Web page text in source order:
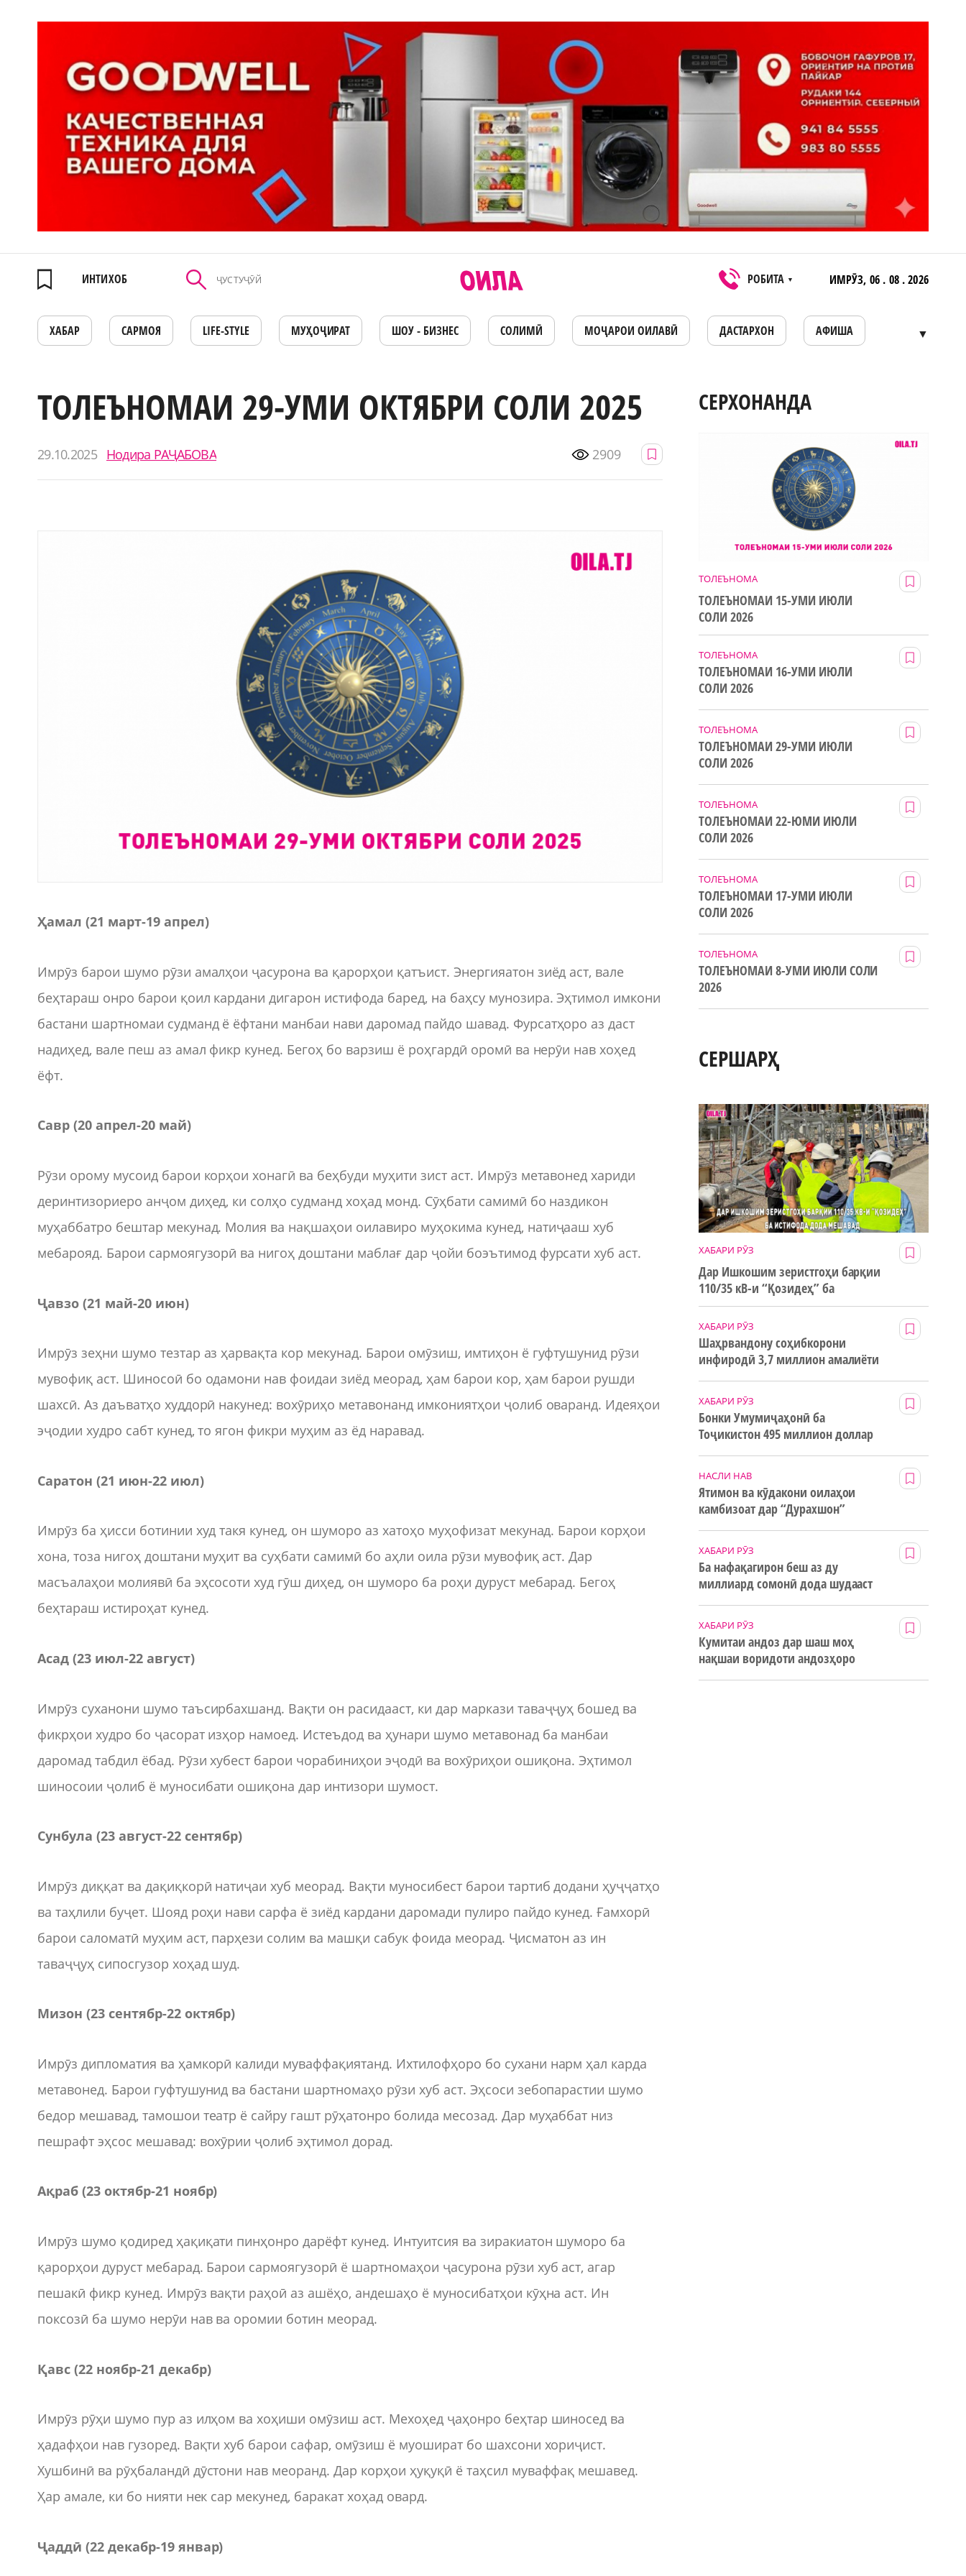
ИНТИХОБ РОБИТА ▼ ИМРӮЗ, 06 . 08 . 2026
ХАБАР САРМОЯ LIFE-STYLE МУҲОҶИРАТ ШОУ - БИЗНЕС СОЛИМӢ МОҶАРОИ ОИЛАВӢ ДАСТАРХОН АФИША ▼
ТОЛЕЪНОМАИ 29-УМИ ОКТЯБРИ СОЛИ 2025
29.10.2025 Нодира РАҶАБОВА 2909
Ҳамал (21 март-19 апрел)
Имрӯз барои шумо рӯзи амалҳои ҷасурона ва қарорҳои қатъист. Энергияатон зиёд аст, вале
беҳтараш онро барои қоил кардани дигарон истифода баред, на баҳсу мунозира. Эҳтимол имкони
бастани шартномаи судманд ё ёфтани манбаи нави даромад пайдо шавад. Фурсатҳоро аз даст
надиҳед, вале пеш аз амал фикр кунед. Бегоҳ бо варзиш ё роҳгардӣ оромӣ ва нерӯи нав хоҳед
ёфт.
Савр (20 апрел-20 май)
Рӯзи орому мусоид барои корҳои хонагӣ ва беҳбуди муҳити зист аст. Имрӯз метавонед хариди
деринтизориеро анҷом диҳед, ки солҳо судманд хоҳад монд. Сӯҳбати самимӣ бо наздикон
муҳаббатро бештар мекунад. Молия ва нақшаҳои оилавиро муҳокима кунед, натиҷааш хуб
мебарояд. Барои сармоягузорӣ ва нигоҳ доштани маблағ дар ҷойи боэътимод фурсати хуб аст.
Ҷавзо (21 май-20 июн)
Имрӯз зеҳни шумо тезтар аз ҳарвақта кор мекунад. Барои омӯзиш, имтиҳон ё гуфтушунид рӯзи
мувофиқ аст. Шиносоӣ бо одамони нав фоидаи зиёд меорад, ҳам барои кор, ҳам барои рушди
шахсӣ. Аз даъватҳо худдорӣ накунед: вохӯриҳо метавонанд имкониятҳои ҷолиб оваранд. Идеяҳои
эҷодии худро сабт кунед, то ягон фикри муҳим аз ёд наравад.
Саратон (21 июн-22 июл)
Имрӯз ба ҳисси ботинии худ такя кунед, он шуморо аз хатоҳо муҳофизат мекунад. Барои корҳои
хона, тоза нигоҳ доштани муҳит ва суҳбати самимӣ бо аҳли оила рӯзи мувофиқ аст. Дар
масъалаҳои молиявӣ ба эҳсосоти худ гӯш диҳед, он шуморо ба роҳи дуруст мебарад. Бегоҳ
беҳтараш истироҳат кунед.
Асад (23 июл-22 август)
Имрӯз суханони шумо таъсирбахшанд. Вақти он расидааст, ки дар маркази таваҷҷуҳ бошед ва
фикрҳои худро бо ҷасорат изҳор намоед. Истеъдод ва ҳунари шумо метавонад ба манбаи
даромад табдил ёбад. Рӯзи хубест барои чорабиниҳои эҷодӣ ва вохӯриҳои ошиқона. Эҳтимол
шиносоии ҷолиб ё муносибати ошиқона дар интизори шумост.
Сунбула (23 август-22 сентябр)
Имрӯз диққат ва дақиқкорӣ натиҷаи хуб меорад. Вақти муносибест барои тартиб додани ҳуҷҷатҳо
ва таҳлили буҷет. Шояд роҳи нави сарфа ё зиёд кардани даромади пулиро пайдо кунед. Ғамхорӣ
барои саломатӣ муҳим аст, парҳези солим ва машқи сабук фоида меорад. Ҷисматон аз ин
таваҷҷуҳ сипосгузор хоҳад шуд.
Мизон (23 сентябр-22 октябр)
Имрӯз дипломатия ва ҳамкорӣ калиди муваффақиятанд. Ихтилофҳоро бо сухани нарм ҳал карда
метавонед. Барои гуфтушунид ва бастани шартномаҳо рӯзи хуб аст. Эҳсоси зебопарастии шумо
бедор мешавад, тамошои театр ё сайру гашт рӯҳатонро болида месозад. Дар муҳаббат низ
пешрафт эҳсос мешавад: вохӯрии ҷолиб эҳтимол дорад.
Ақраб (23 октябр-21 ноябр)
Имрӯз шумо қодиред ҳақиқати пинҳонро дарёфт кунед. Интуитсия ва зиракиатон шуморо ба
қарорҳои дуруст мебарад. Барои сармоягузорӣ ё шартномаҳои ҷасурона рӯзи хуб аст, агар
пешакӣ фикр кунед. Имрӯз вақти раҳоӣ аз ашёҳо, андешаҳо ё муносибатҳои кӯҳна аст. Ин
поксозӣ ба шумо нерӯи нав ва оромии ботин меорад.
Қавс (22 ноябр-21 декабр)
Имрӯз рӯҳи шумо пур аз илҳом ва хоҳиши омӯзиш аст. Мехоҳед ҷаҳонро беҳтар шиносед ва
ҳадафҳои нав гузоред. Вақти хуб барои сафар, омӯзиш ё муошират бо шахсони хориҷист.
Хушбинӣ ва рӯҳбаландӣ дӯстони нав меоранд. Дар корҳои ҳуқуқӣ ё таҳсил муваффақ мешавед.
Ҳар амале, ки бо нияти нек сар мекунед, баракат хоҳад овард.
Ҷаддӣ (22 декабр-19 январ)
СЕРХОНАНДА
ТОЛЕЪНОМА
ТОЛЕЪНОМАИ 15-УМИ ИЮЛИ
СОЛИ 2026
ТОЛЕЪНОМА
ТОЛЕЪНОМАИ 16-УМИ ИЮЛИ
СОЛИ 2026
ТОЛЕЪНОМА
ТОЛЕЪНОМАИ 29-УМИ ИЮЛИ
СОЛИ 2026
ТОЛЕЪНОМА
ТОЛЕЪНОМАИ 22-ЮМИ ИЮЛИ
СОЛИ 2026
ТОЛЕЪНОМА
ТОЛЕЪНОМАИ 17-УМИ ИЮЛИ
СОЛИ 2026
ТОЛЕЪНОМА
ТОЛЕЪНОМАИ 8-УМИ ИЮЛИ СОЛИ
2026
СЕРШАРҲ
ХАБАРИ РӮЗ
Дар Ишкошим зеристгоҳи барқии
110/35 кВ-и “Қозидеҳ” ба
истифода дода мешавад
ХАБАРИ РӮЗ
Шаҳрвандону соҳибкорони
инфиродӣ 3,7 миллион амалиёти
ХАБАРИ РӮЗ
Бонки Умумиҷаҳонӣ ба
Тоҷикистон 495 миллион доллар
НАСЛИ НАВ
Ятимон ва кӯдакони оилаҳои
камбизоат дар “Дурахшон”
ХАБАРИ РӮЗ
Ба нафақагирон беш аз ду
миллиард сомонӣ дода шудааст
ХАБАРИ РӮЗ
Кумитаи андоз дар шаш моҳ
нақшаи воридоти андозҳоро